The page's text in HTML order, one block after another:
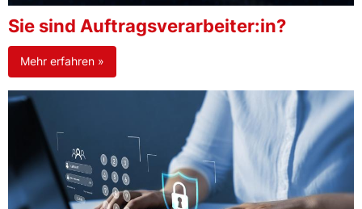
Sie sind Auftragsverarbeiter:in?
Mehr erfahren »